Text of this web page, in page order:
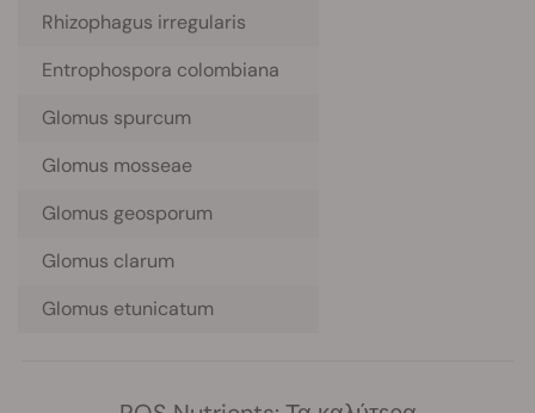
Rhizophagus irregularis
Entrophospora colombiana
Glomus spurcum
Glomus mosseae
Glomus geosporum
Glomus clarum
Glomus etunicatum